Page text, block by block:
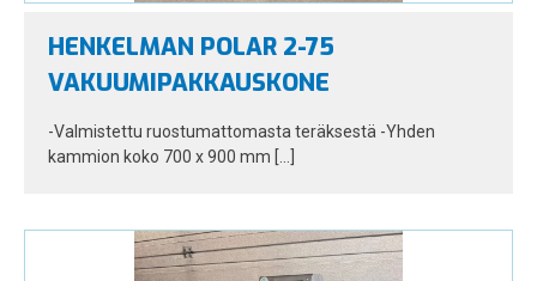
HENKELMAN POLAR 2-75
VAKUUMIPAKKAUSKONE
-Valmistettu ruostumattomasta teräksestä -Yhden
kammion koko 700 x 900 mm […]